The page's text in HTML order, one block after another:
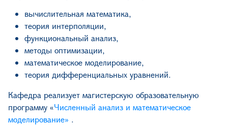
вычислительная математика,
теория интерполяции,
функциональный анализ,
методы оптимизации,
математическое моделирование,
теория дифференциальных уравнений.
Кафедра реализует магистерскую образовательную
программу «Численный анализ и математическое
моделирование» .